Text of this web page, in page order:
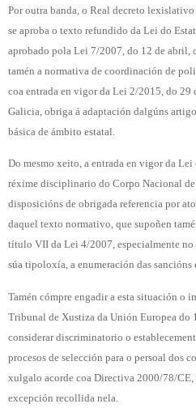
Por outra banda, o Real decreto
se aproba o texto refundido da Lei do
aprobado pola Lei 7/2007, do 12 de abril,
tamén a normativa de coordinación de
coa entrada en vigor da Lei 2/2015, do
Galicia, obriga á adaptación dalgúns
básica de ámbito estatal.
Do mesmo xeito, a entrada en vigor da
réxime disciplinario do Corpo Nacional
disposicións de obrigada referencia por
daquel texto normativo, que supoñen
título VII da Lei 4/2007, especialmente no
súa tipoloxía, a enumeración das sancións
Tamén cómpre engadir a esta situación o
Tribunal de Xustiza da Unión Europea do
considerar discriminatorio o
procesos de selección para o persoal dos
xulgalo acorde coa Directiva 2000/78/CE,
excepción recollida nela.